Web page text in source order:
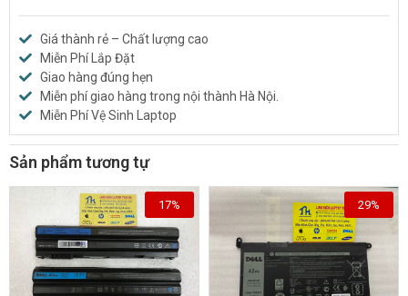
Giá thành rẻ – Chất lượng cao
Miễn Phí Lắp Đặt
Giao hàng đúng hẹn
Miễn phí giao hàng trong nội thành Hà Nội.
Miễn Phí Vệ Sinh Laptop
Sản phẩm tương tự
17% 29%